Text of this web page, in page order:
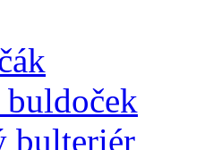
bulteriér